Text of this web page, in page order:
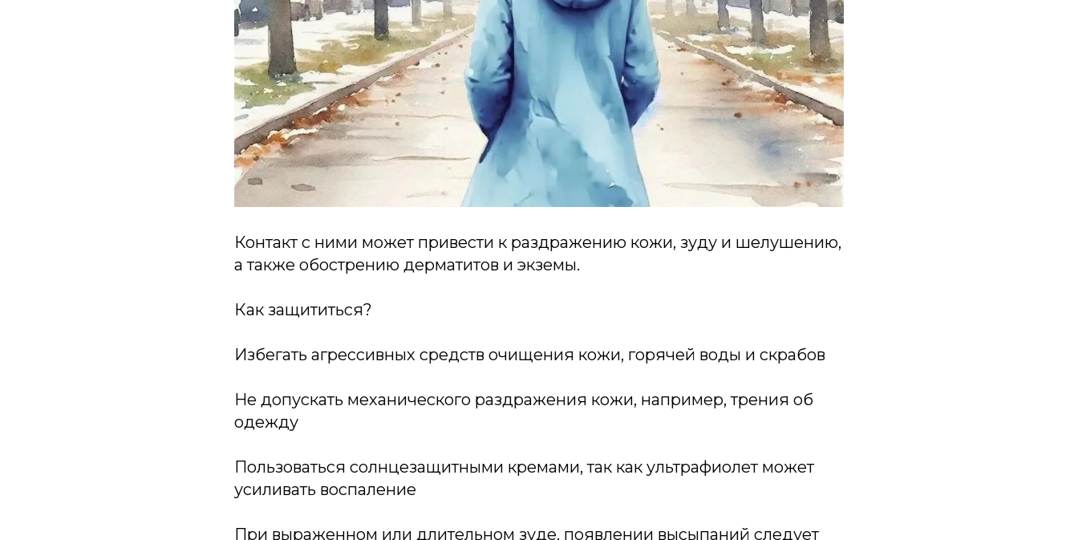
Контакт с ними может привести к раздражению кожи, зуду и шелушению,
а также обострению дерматитов и экземы.
Как защититься?
Избегать агрессивных средств очищения кожи, горячей воды и скрабов
Не допускать механического раздражения кожи, например, трения об
одежду
Пользоваться солнцезащитными кремами, так как ультрафиолет может
усиливать воспаление
При выраженном или длительном зуде, появлении высыпаний следует